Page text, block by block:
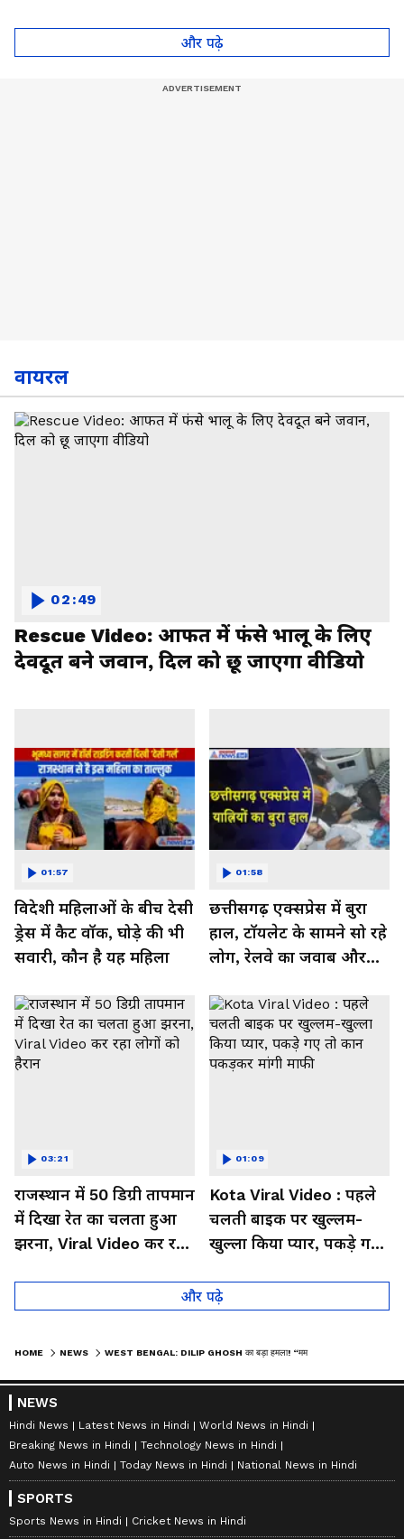
Priyanka Gandhi
और पढ़े
वायरल
Rescue Video: आफत में फंसे भालू के लिए
देवदूत बने जवान, दिल को छू जाएगा वीडियो
02:49
विदेशी महिलाओं के बीच देसी
ड्रेस में कैट वॉक, घोड़े की भी
सवारी, कौन है यह महिला
01:57
छत्तीसगढ़ एक्सप्रेस में बुरा
हाल, टॉयलेट के सामने सो रहे
लोग, रेलवे का जवाब और
Video
01:58
राजस्थान में 50 डिग्री तापमान
में दिखा रेत का चलता हुआ
झरना, Viral Video कर रहा
03:21
Kota Viral Video : पहले
चलती बाइक पर खुल्लम-
खुल्ला किया प्यार, पकड़े गए
01:09
और पढ़े
HOME NEWS WEST BENGAL: DILIP GHOSH का बड़ा हमला! “ममता बनर्जी ने बंगाल का कल्चर बर्बाद कर दिया”
NEWS
Hindi News Latest News in Hindi
World News in Hindi
Breaking News in Hindi
Technology News in Hindi
Auto News in Hindi
Today News in Hindi National News in Hindi
SPORTS
Sports News in Hindi Cricket News in Hindi